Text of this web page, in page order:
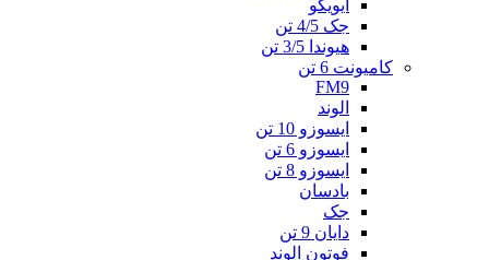
ایویکو
جک 4/5 تن
هیوندا 3/5 تن
کامیونت 6 تن
FM9
الوند
ایسوزو 10 تن
ایسوزو 6 تن
ایسوزو 8 تن
بادسان
جک
دایان 9 تن
فوتون الوند